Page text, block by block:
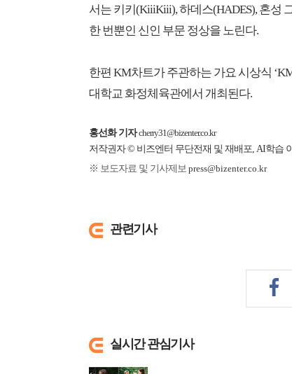
서는 키키(KiiiKiii), 하데스(HADES), 혼성
한 번뿐인 신인 부문 정상을 노린다.
한편 KM차트가 주관하는 가요 시상식
대학교 화정체육관에서 개최된다.
홍선화 기자 cherry31@bizenter.co.kr
저작권자 © 비즈엔터 무단전재 및 재배포, AI학습
※ 보도자료 및 기사제보 press@bizenter.co.kr
관련기사
실시간 관심기사